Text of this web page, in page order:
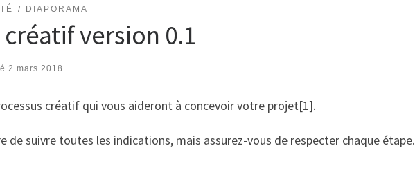
DIAPORAMA
créatif version 0.1
2 mars 2018
créatif qui vous aideront à concevoir votre projet[1].
de suivre toutes les indications, mais assurez-vous de respecter chaque étape.